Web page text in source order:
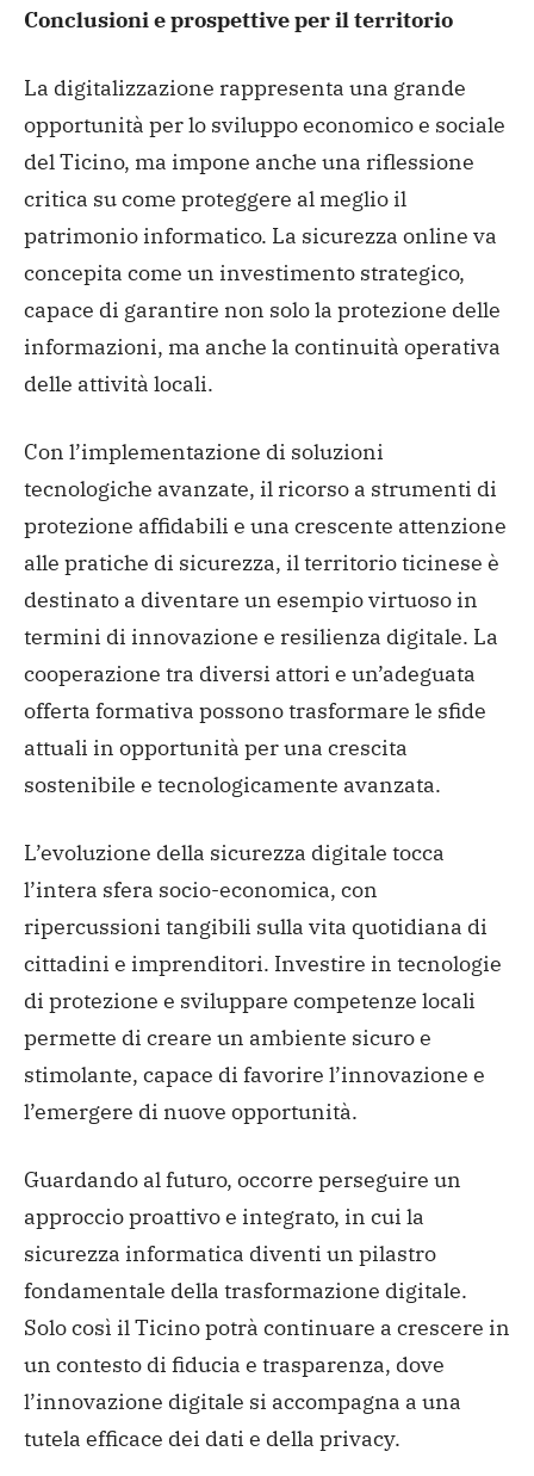
Conclusioni e prospettive per il territorio
La digitalizzazione rappresenta una grande
opportunità per lo sviluppo economico e sociale
del Ticino, ma impone anche una riflessione
critica su come proteggere al meglio il
patrimonio informatico. La sicurezza online va
concepita come un investimento strategico,
capace di garantire non solo la protezione delle
informazioni, ma anche la continuità operativa
delle attività locali.
Con l’implementazione di soluzioni
tecnologiche avanzate, il ricorso a strumenti di
protezione affidabili e una crescente attenzione
alle pratiche di sicurezza, il territorio ticinese è
destinato a diventare un esempio virtuoso in
termini di innovazione e resilienza digitale. La
cooperazione tra diversi attori e un’adeguata
offerta formativa possono trasformare le sfide
attuali in opportunità per una crescita
sostenibile e tecnologicamente avanzata.
L’evoluzione della sicurezza digitale tocca
l’intera sfera socio-economica, con
ripercussioni tangibili sulla vita quotidiana di
cittadini e imprenditori. Investire in tecnologie
di protezione e sviluppare competenze locali
permette di creare un ambiente sicuro e
stimolante, capace di favorire l’innovazione e
l’emergere di nuove opportunità.
Guardando al futuro, occorre perseguire un
approccio proattivo e integrato, in cui la
sicurezza informatica diventi un pilastro
fondamentale della trasformazione digitale.
Solo così il Ticino potrà continuare a crescere in
un contesto di fiducia e trasparenza, dove
l’innovazione digitale si accompagna a una
tutela efficace dei dati e della privacy.